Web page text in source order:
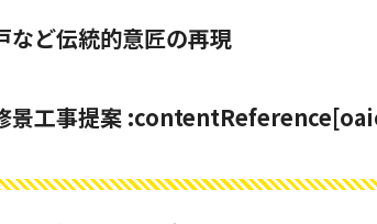
など伝統的意匠の再現
景工事提案